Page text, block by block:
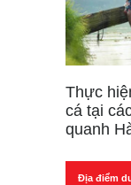
Thực
cá tại
quanh
Địa điểm